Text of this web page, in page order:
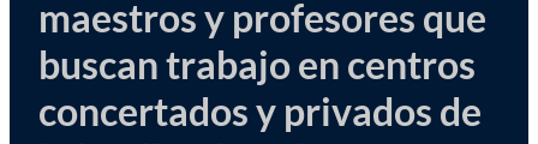
maestros y profesores que
buscan trabajo en centros
concertados y privados de